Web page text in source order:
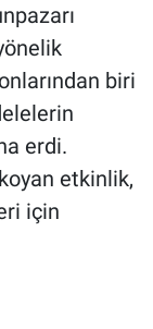
biri
erdi.
etkinlik,
için